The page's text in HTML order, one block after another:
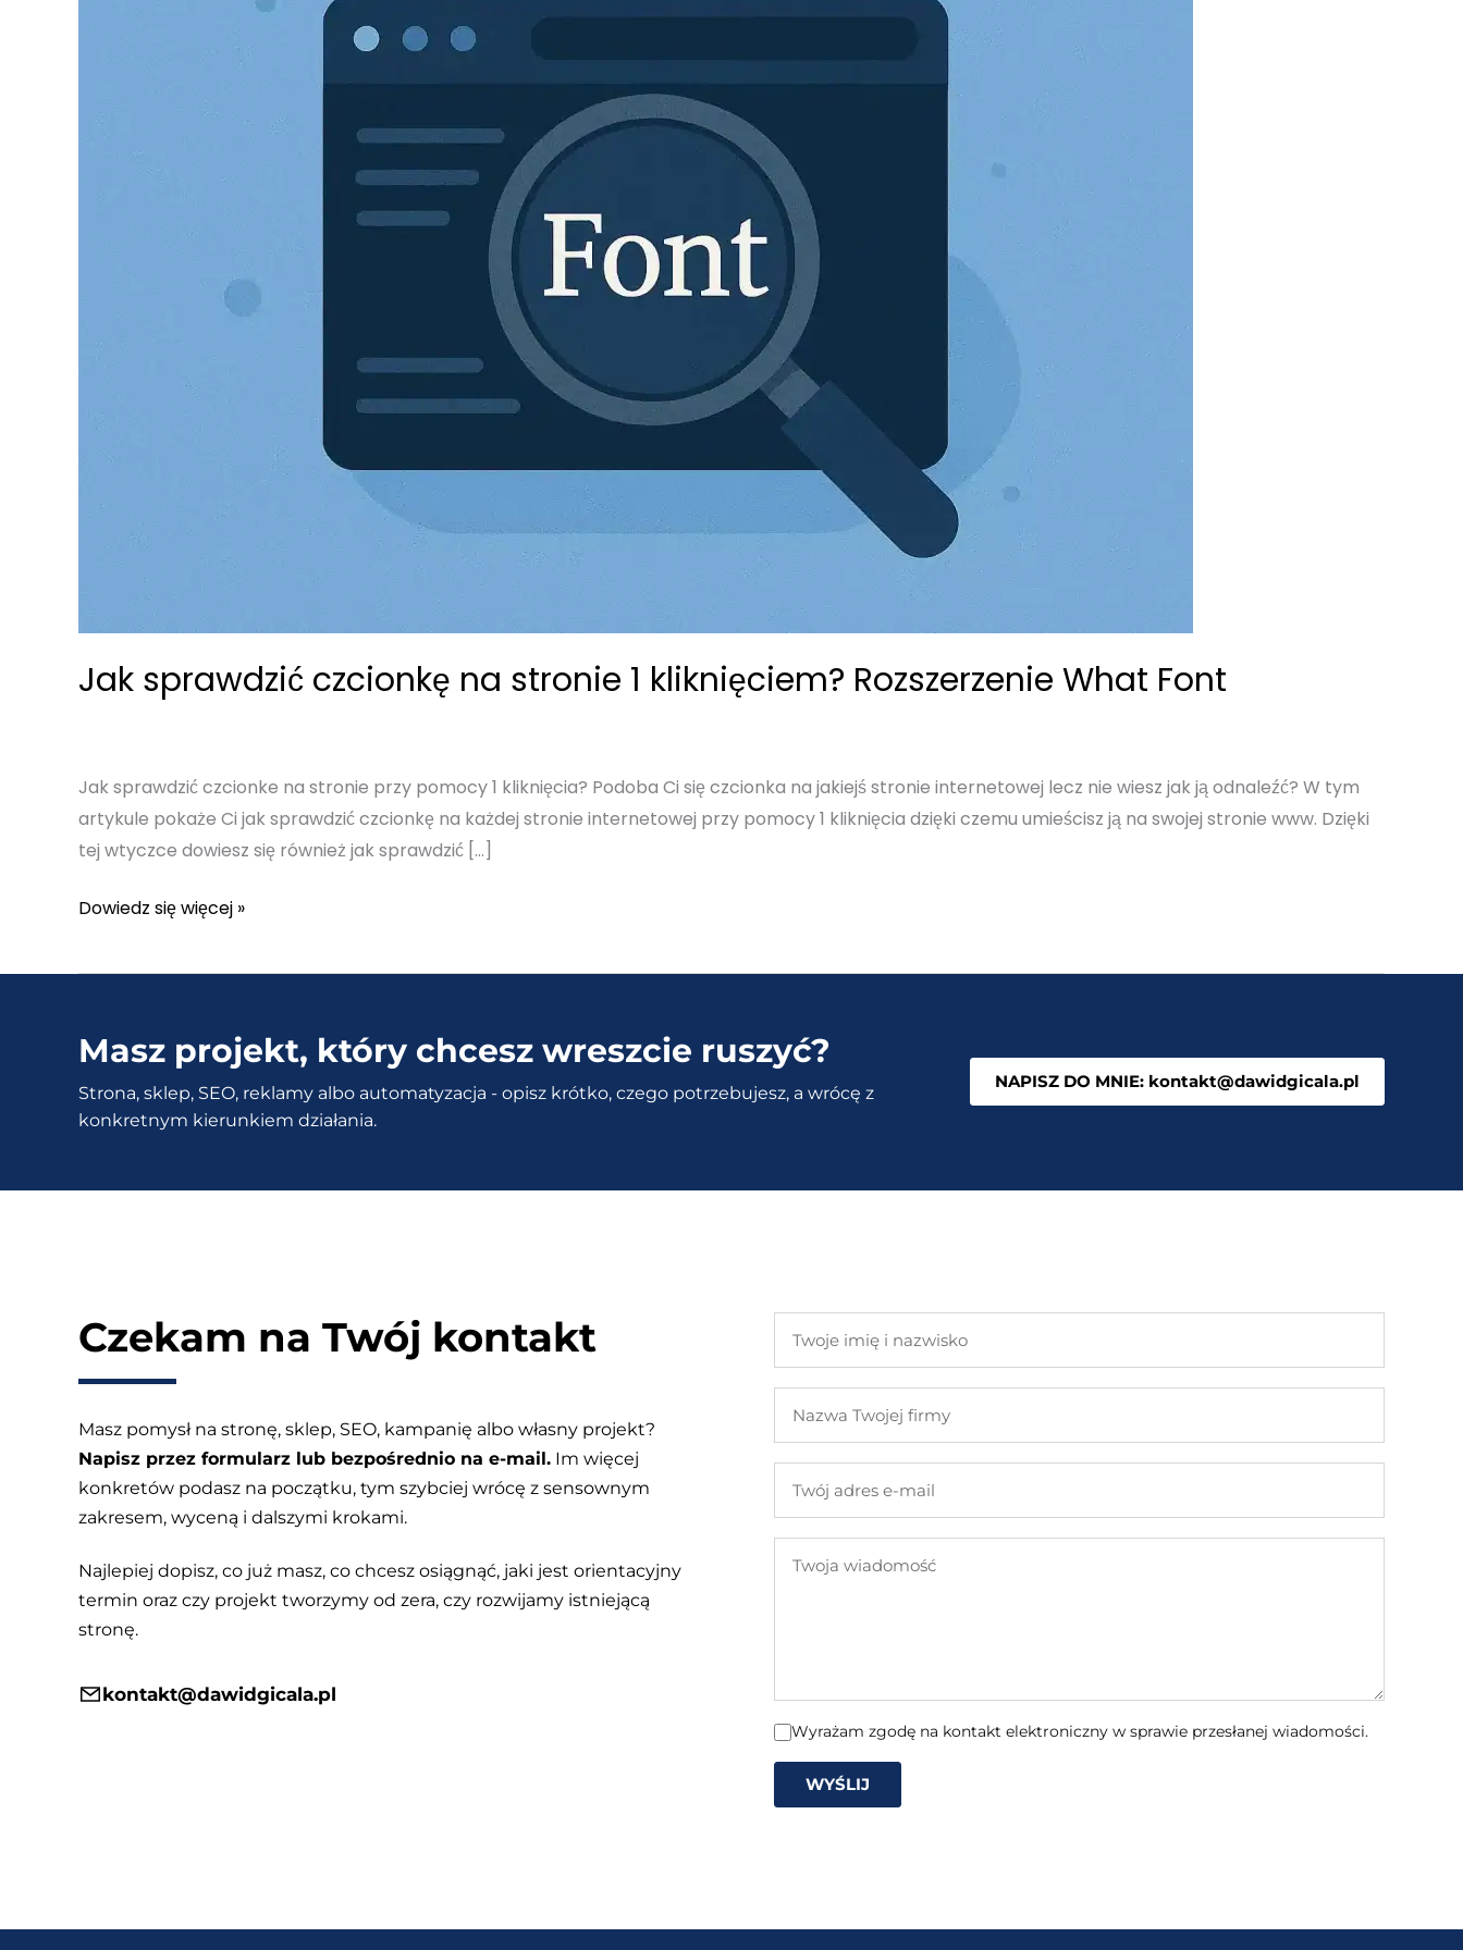
Jak sprawdzić czcionkę na stronie 1 kliknięciem? Rozszerzenie What Font
Jak sprawdzić czcionke na stronie przy pomocy 1 kliknięcia? Podoba Ci się czcionka na jakiejś stronie internetowej lecz nie wiesz jak ją odnaleźć? W tym
artykule pokaże Ci jak sprawdzić czcionkę na każdej stronie internetowej przy pomocy 1 kliknięcia dzięki czemu umieścisz ją na swojej stronie www. Dzięki
tej wtyczce dowiesz się również jak sprawdzić […]
Jak
czcionkę
stronie
1
kliknięciem?
Rozszerzenie
Font
Dowiedz się więcej »
Masz projekt, który chcesz wreszcie ruszyć?
Strona, sklep, SEO, reklamy albo automatyzacja - opisz krótko, czego potrzebujesz, a wrócę z
konkretnym kierunkiem działania.
NAPISZ DO MNIE: kontakt@dawidgicala.pl
Czekam na Twój kontakt
Masz pomysł na stronę, sklep, SEO, kampanię albo własny projekt?
Napisz przez formularz lub bezpośrednio na e-mail. Im więcej
konkretów podasz na początku, tym szybciej wrócę z sensownym
zakresem, wyceną i dalszymi krokami.
Najlepiej dopisz, co już masz, co chcesz osiągnąć, jaki jest orientacyjny
termin oraz czy projekt tworzymy od zera, czy rozwijamy istniejącą
stronę.
kontakt@dawidgicala.pl
imię
nazwisko
Twojej
adres
mail
wiadomość
Wyrażam zgodę na kontakt elektroniczny w sprawie przesłanej wiadomości.
WYŚLIJ